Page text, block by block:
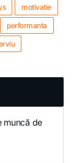
motivatie
performanta
muncă de